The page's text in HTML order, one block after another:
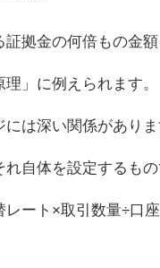
拠金の何倍もの金
」に例えられます。
は深い関係がありま
れ自体を設定するも
ート×取引数量÷口